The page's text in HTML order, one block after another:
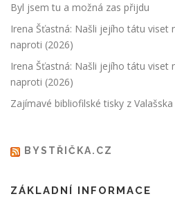
Byl jsem tu a možná zas přijdu
Irena Šťastná: Našli jejího tátu viset
naproti (2026)
Irena Šťastná: Našli jejího tátu viset
naproti (2026)
Zajímavé bibliofilské tisky z Valašska
BYSTŘIČKA.CZ
ZÁKLADNÍ INFORMACE